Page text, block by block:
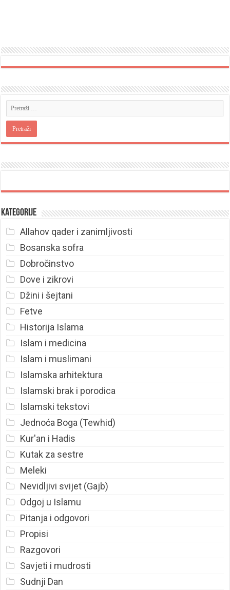
Kategorije
Allahov qader i zanimljivosti
Bosanska sofra
Dobročinstvo
Dove i zikrovi
Džini i šejtani
Fetve
Historija Islama
Islam i medicina
Islam i muslimani
Islamska arhitektura
Islamski brak i porodica
Islamski tekstovi
Jednoća Boga (Tewhid)
Kur'an i Hadis
Kutak za sestre
Meleki
Nevidljivi svijet (Gajb)
Odgoj u Islamu
Pitanja i odgovori
Propisi
Razgovori
Savjeti i mudrosti
Sudnji Dan